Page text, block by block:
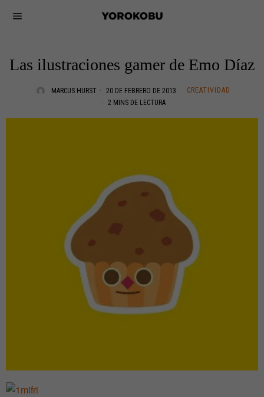
Las ilustraciones gamer de Emo Díaz
MARCUS HURST 20 DE FEBRERO DE 2013
CREATIVIDAD
2 MINS DE LECTURA